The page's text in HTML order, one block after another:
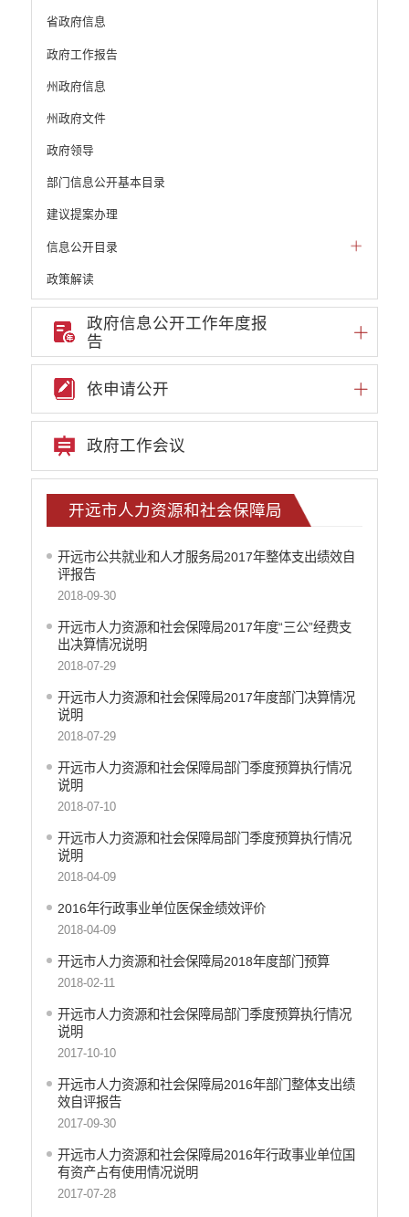
省政府信息
政府工作报告
州政府信息
州政府文件
政府领导
部门信息公开基本目录
建议提案办理
信息公开目录
政策解读
机构职能和权责清单
自然资源政务公开
重点领域信息公开
部门单位专栏
中共开远市委办公室
开远市人大常委会办公室
开远市人民政府办公室
中国共产党开远市纪律检查委员会
中国共产党开远市委员会政法委员会
中共开远市委宣传部
中共开远市委统一战线工作部
中共开远市直属机关工作委员会
中国共产党开远市委员会党校
开远市地方志编纂委员会办公室
中国共产党开远市委员会机构编制办公室
开远市发展和改革局
开远市工业商务和信息化局
开远市教育体育局
开远市民族宗教事务局
开远市公安局
开远市公安局交通管理大队
开远市司法局
开远市人力资源和社会保障局
开远市交通运输局
开远市水务局
政府信息公开工作年度报
告
依申请公开
政府工作会议
开远市人力资源和社会保障局
开远市公共就业和人才服务局2017年整体支出绩效自
评报告
2018-09-30
开远市人力资源和社会保障局2017年度“三公”经费支
出决算情况说明
2018-07-29
开远市人力资源和社会保障局2017年度部门决算情况
说明
2018-07-29
开远市人力资源和社会保障局部门季度预算执行情况
说明
2018-07-10
开远市人力资源和社会保障局部门季度预算执行情况
说明
2018-04-09
2016年行政事业单位医保金绩效评价
2018-04-09
开远市人力资源和社会保障局2018年度部门预算
2018-02-11
开远市人力资源和社会保障局部门季度预算执行情况
说明
2017-10-10
开远市人力资源和社会保障局2016年部门整体支出绩
效自评报告
2017-09-30
开远市人力资源和社会保障局2016年行政事业单位国
有资产占有使用情况说明
2017-07-28